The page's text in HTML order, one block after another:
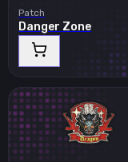
Patch
Danger Zone